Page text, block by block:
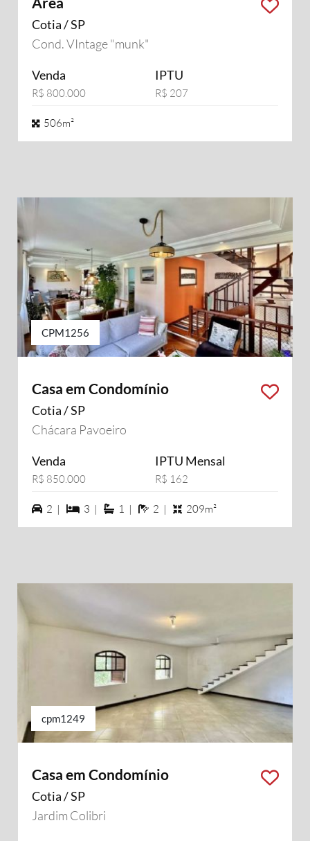
Cotia / SP
Cond. VIntage "munk"
Venda
R$ 800.000
IPTU
R$ 207
506m²
CPM1256
Casa em Condomínio
Cotia / SP
Chácara Pavoeiro
Venda
R$ 850.000
IPTU Mensal
R$ 162
2 vagas na garagem
2 | 3 dormiórios
3 | 1 suítes
1 | 2 banheiros
2 | 209m²
cpm1249
Casa em Condomínio
Cotia / SP
Jardim Colibri